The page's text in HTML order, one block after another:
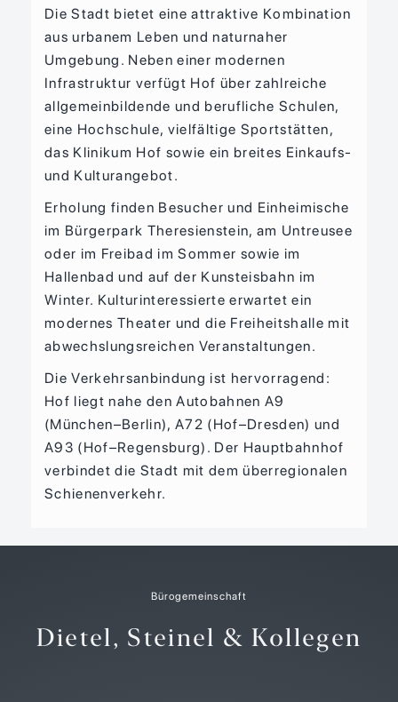
Die Stadt bietet eine attraktive Kombination
aus urbanem Leben und naturnaher
Umgebung. Neben einer modernen
Infrastruktur verfügt Hof über zahlreiche
allgemeinbildende und berufliche Schulen,
eine Hochschule, vielfältige Sportstätten,
das Klinikum Hof sowie ein breites Einkaufs-
und Kulturangebot.
Erholung finden Besucher und Einheimische
im Bürgerpark Theresienstein, am Untreusee
oder im Freibad im Sommer sowie im
Hallenbad und auf der Kunsteisbahn im
Winter. Kulturinteressierte erwartet ein
modernes Theater und die Freiheitshalle mit
abwechslungsreichen Veranstaltungen.
Die Verkehrsanbindung ist hervorragend:
Hof liegt nahe den Autobahnen A9
(München–Berlin), A72 (Hof–Dresden) und
A93 (Hof–Regensburg). Der Hauptbahnhof
verbindet die Stadt mit dem überregionalen
Schienenverkehr.
Bürogemeinschaft
Dietel, Steinel & Kollegen